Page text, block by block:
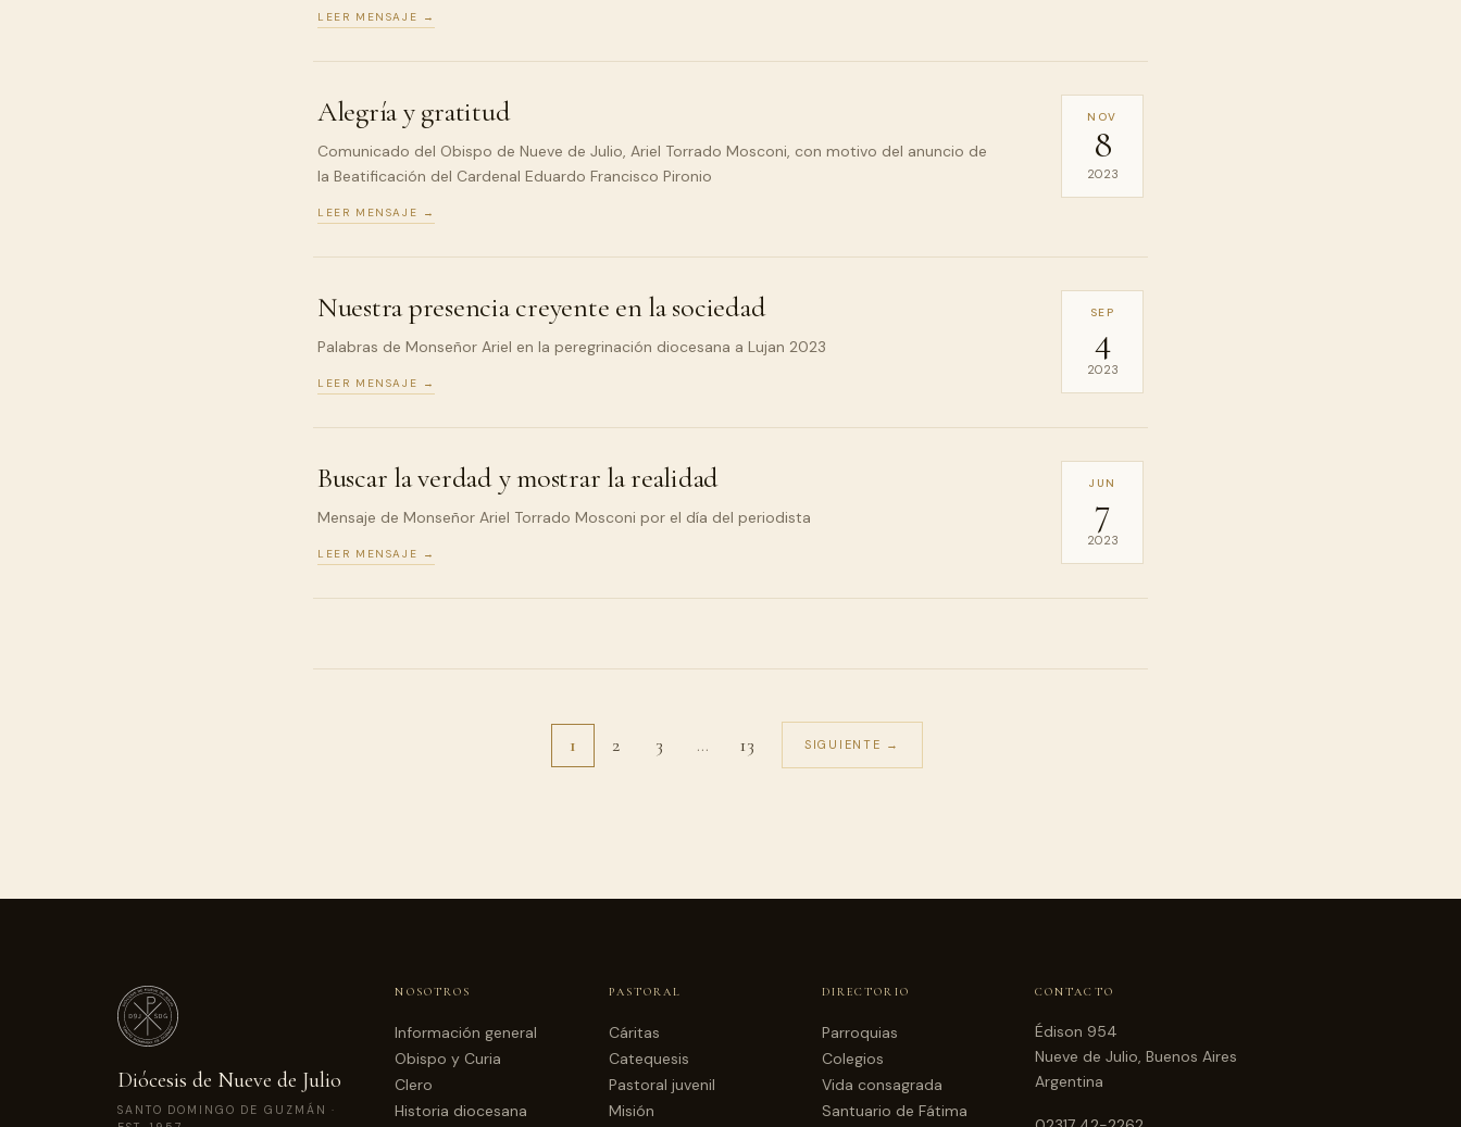
LEER MENSAJE →
Alegría y gratitud
Comunicado del Obispo de Nueve de Julio, Ariel Torrado Mosconi, con motivo del anuncio de
la Beatificación del Cardenal Eduardo Francisco Pironio
LEER MENSAJE →
NOV
8
2023
Nuestra presencia creyente en la sociedad
Palabras de Monseñor Ariel en la peregrinación diocesana a Lujan 2023
LEER MENSAJE →
SEP
4
2023
Buscar la verdad y mostrar la realidad
Mensaje de Monseñor Ariel Torrado Mosconi por el día del periodista
LEER MENSAJE →
JUN
7
2023
1 2 3 … 13 SIGUIENTE →
Diócesis de Nueve de Julio
SANTO DOMINGO DE GUZMÁN ·
NOSOTROS
Información general
Obispo y Curia
Clero
Historia diocesana
PASTORAL
Cáritas
Catequesis
Pastoral juvenil
Misión
DIRECTORIO
Parroquias
Colegios
Vida consagrada
Santuario de Fátima
CONTACTO
Édison 954
Nueve de Julio, Buenos Aires
Argentina